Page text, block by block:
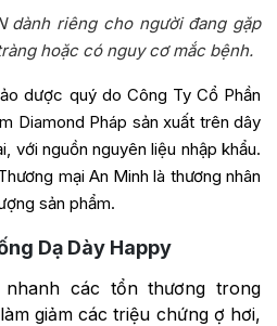
dành riêng cho người đang gặp
hoặc có nguy cơ mắc bệnh.
dược quý do Công Ty Cổ Phần
Diamond Pháp sản xuất trên dây
với nguồn nguyên liệu nhập khẩu.
mại An Minh là thương nhân
sản phẩm.
Dạ Dày Happy
các tổn thương trong
giảm các triệu chứng ợ hơi,